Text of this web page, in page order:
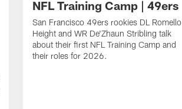
NFL Training Camp | 49ers
San Francisco 49ers rookies DL Romello
Height and WR De'Zhaun Stribling talk
about their first NFL Training Camp and
their roles for 2026.